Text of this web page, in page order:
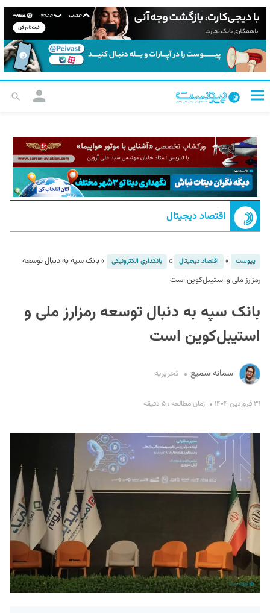
اقتصاد دیجیتال
پیوست » اقتصاد دیجیتال » بانکداری الکترونیکی »بانک سپه به دنبال توسعه
رمزارز ملی و استیبل‌کوین است
بانک سپه به دنبال توسعه رمزارز ملی و
استیبل‌کوین است
سمانه سمیع تحریریه
۳۱ فروردین ۱۴۰۴ زمان مطالعه : ۵ دقیقه